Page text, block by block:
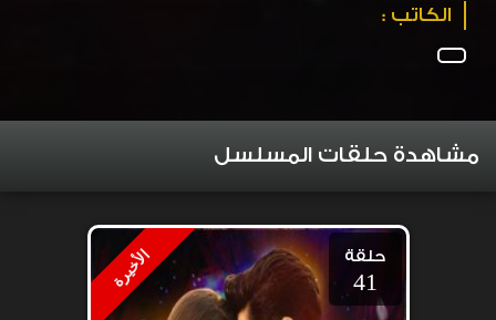
الكاتب :
مشاهدة حلقات المسلسل
الأخيرة حلقة
41